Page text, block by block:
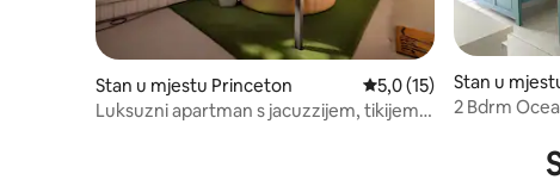
Stan u mjestu Princeton Prosječna ocjena: 5,0
5,0 (15)
Luksuzni apartman s jacuzzijem, tikijem i
Stan u
ach
2 Bdrm